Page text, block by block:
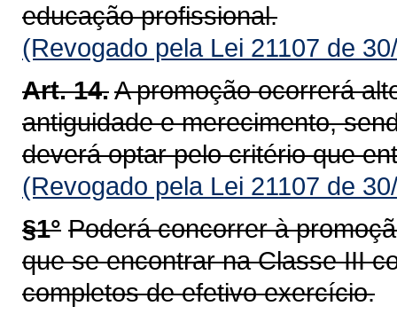
educação profissional.
(Revogado pela Lei 21107 de
Art. 14.A promoção ocorrerá
antiguidade e merecimento,
deverá optar pelo critério que
(Revogado pela Lei 21107 de
§1° Poderá concorrer à
que se encontrar na Classe III
completos de efetivo exercício.